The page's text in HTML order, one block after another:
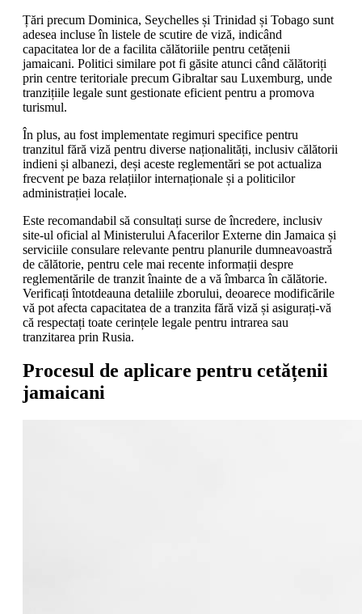
Țări precum Dominica, Seychelles și Trinidad și Tobago sunt
adesea incluse în listele de scutire de viză, indicând
capacitatea lor de a facilita călătoriile pentru cetățenii
jamaicani. Politici similare pot fi găsite atunci când călătoriți
prin centre teritoriale precum Gibraltar sau Luxemburg, unde
tranzițiile legale sunt gestionate eficient pentru a promova
turismul.
În plus, au fost implementate regimuri specifice pentru
tranzitul fără viză pentru diverse naționalități, inclusiv călătorii
indieni și albanezi, deși aceste reglementări se pot actualiza
frecvent pe baza relațiilor internaționale și a politicilor
administrației locale.
Este recomandabil să consultați surse de încredere, inclusiv
site-ul oficial al Ministerului Afacerilor Externe din Jamaica și
serviciile consulare relevante pentru planurile dumneavoastră
de călătorie, pentru cele mai recente informații despre
reglementările de tranzit înainte de a vă îmbarca în călătorie.
Verificați întotdeauna detaliile zborului, deoarece modificările
vă pot afecta capacitatea de a tranzita fără viză și asigurați-vă
că respectați toate cerințele legale pentru intrarea sau
tranzitarea prin Rusia.
Procesul de aplicare pentru cetățenii
jamaicani